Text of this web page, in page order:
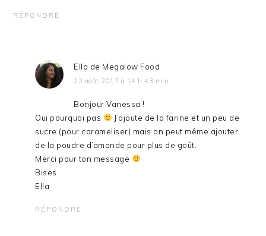
RÉPONDRE
Ella de Megalow Food
22 août 2017 à 14 h 43 min
Bonjour Vanessa !
Oui pourquoi pas
J’ajoute de la farine et un peu de
sucre (pour carameliser) mais on peut même ajouter
de la poudre d’amande pour plus de goût.
Merci pour ton message
Bises
Ella
RÉPONDRE